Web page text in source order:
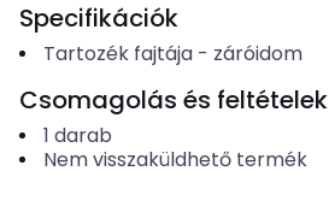
Specifikációk
Tartozék fajtája- záróidom
Csomagolás és feltételek
1 darab
Nem visszaküldhető termék